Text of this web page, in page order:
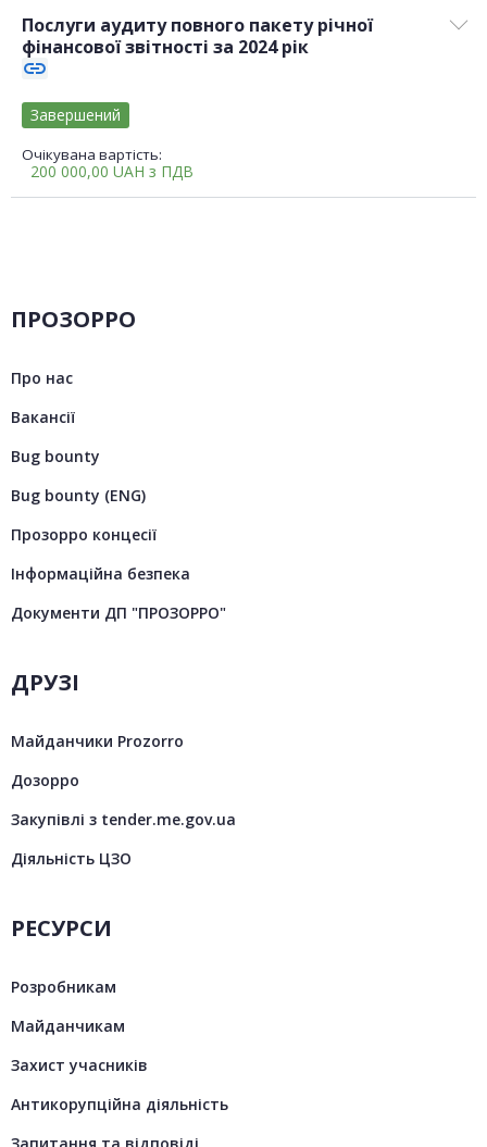
Послуги аудиту повного пакету річної
фінансової звітності за 2024 рік
link
Очікувана вартість:
200 000,00 UAH з ПДВ
Завершений
ПРОЗОРРО
Про нас
Вакансії
Bug bounty
Bug bounty (ENG)
Прозорро концесії
Інформаційна безпека
Документи ДП "ПРОЗОРРО"
ДРУЗІ
Майданчики Prozorro
Дозорро
Закупівлі з tender.me.gov.ua
Діяльність ЦЗО
РЕСУРСИ
Розробникам
Майданчикам
Захист учасників
Антикорупційна діяльність